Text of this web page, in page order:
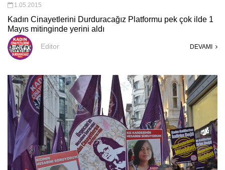
1.05.2015
Kadın Cinayetlerini Durduracağız Platformu pek çok ilde 1
Mayıs mitinginde yerini aldı
Editor DEVAMI